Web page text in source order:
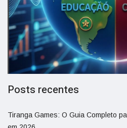
Posts recentes
Tiranga Games: O Guia Completo